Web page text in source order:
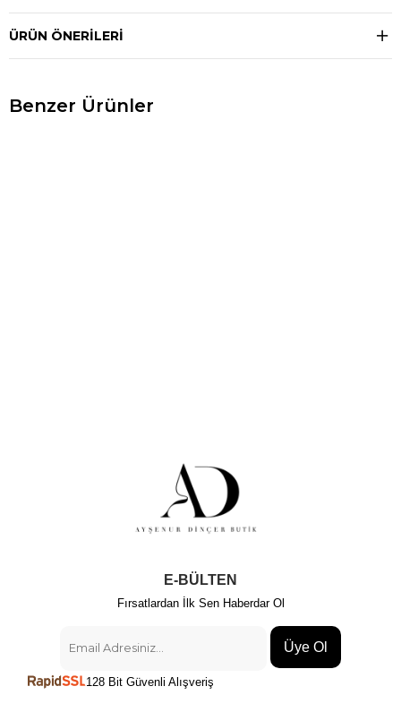
ÜRÜN ÖNERILERI
Benzer Ürünler
E-BÜLTEN
Fırsatlardan İlk Sen Haberdar Ol
Üye Ol
128 Bit Güvenli Alışveriş